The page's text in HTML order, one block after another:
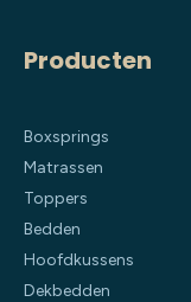
Producten
Boxsprings
Matrassen
Toppers
Bedden
Hoofdkussens
Dekbedden